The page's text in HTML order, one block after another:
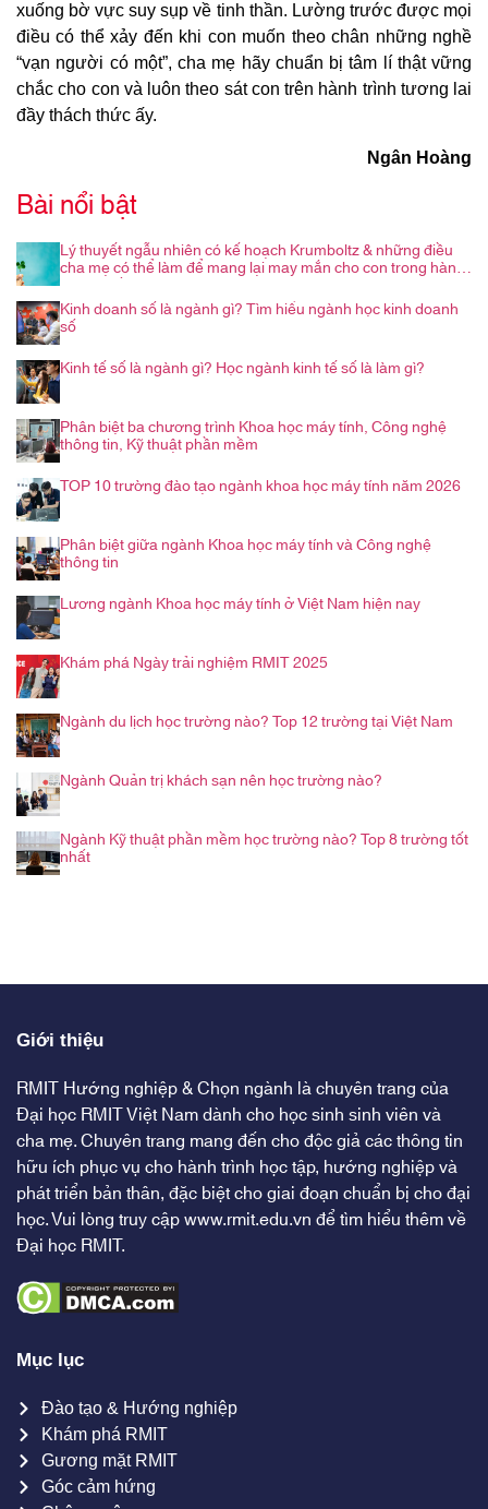
xuống bờ vực suy sụp về tinh thần. Lường trước được mọi
điều có thể xảy đến khi con muốn theo chân những nghề
“vạn người có một”, cha mẹ hãy chuẩn bị tâm lí thật vững
chắc cho con và luôn theo sát con trên hành trình tương lai
đầy thách thức ấy.
Ngân Hoàng
Bài nổi bật
Lý thuyết ngẫu nhiên có kế hoạch Krumboltz & những điều
cha mẹ có thể làm để mang lại may mắn cho con trong hành
trình nghề nghiệp
Kinh doanh số là ngành gì? Tìm hiểu ngành học kinh doanh
số
Kinh tế số là ngành gì? Học ngành kinh tế số là làm gì?
Phân biệt ba chương trình Khoa học máy tính, Công nghệ
thông tin, Kỹ thuật phần mềm
TOP 10 trường đào tạo ngành khoa học máy tính năm 2026
Phân biệt giữa ngành Khoa học máy tính và Công nghệ
thông tin
Lương ngành Khoa học máy tính ở Việt Nam hiện nay
Khám phá Ngày trải nghiệm RMIT 2025
Ngành du lịch học trường nào? Top 12 trường tại Việt Nam
Ngành Quản trị khách sạn nên học trường nào?
Ngành Kỹ thuật phần mềm học trường nào? Top 8 trường tốt
nhất
Giới thiệu
RMIT Hướng nghiệp & Chọn ngành là chuyên trang của
Đại học RMIT Việt Nam dành cho học sinh sinh viên và
cha mẹ. Chuyên trang mang đến cho độc giả các thông tin
hữu ích phục vụ cho hành trình học tập, hướng nghiệp và
phát triển bản thân, đặc biệt cho giai đoạn chuẩn bị cho đại
học. Vui lòng truy cậpwww.rmit.edu.vnđể tìm hiểu thêm về
Đại học RMIT.
Mục lục
Đào tạo & Hướng nghiệp
Khám phá RMIT
Gương mặt RMIT
Góc cảm hứng